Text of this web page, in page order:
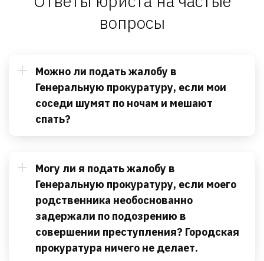
вопросы
Можно ли подать жалобу в
Генеральную прокуратуру, если мои
соседи шумят по ночам и мешают
спать?
Могу ли я подать жалобу в
Генеральную прокуратуру, если моего
родственника необоснованно
задержали по подозрению в
совершении преступления? Городская
прокуратура ничего не делает.